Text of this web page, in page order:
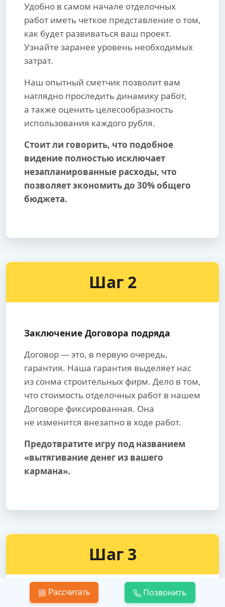
Удобно в самом начале отделочных
работ иметь четкое представление о том,
как будет развиваться ваш проект.
Узнайте заранее уровень необходимых
затрат.
Наш опытный сметчик позволит вам
наглядно проследить динамику работ,
а также оценить целесообразность
использования каждого рубля.
Стоит ли говорить, что подобное
видение полностью исключает
незапланированные расходы, что
позволяет экономить до 30% общего
бюджета.
Шаг 2
Заключение Договора подряда
Договор — это, в первую очередь,
гарантия. Наша гарантия выделяет нас
из сонма строительных фирм. Дело в том,
что стоимость отделочных работ в нашем
Договоре фиксированная. Она
не изменится внезапно в ходе работ.
Предотвратите игру под названием
«вытягивание денег из вашего
кармана».
Шаг 3
Рассчитать Позвонить